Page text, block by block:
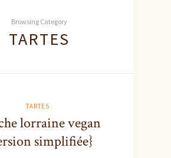
Browsing Category
TARTES
TARTES
lorraine vegan
simplifiée}